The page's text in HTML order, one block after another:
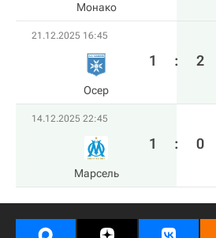
Монако
21.12.2025 16:45
Осер
1 : 2
14.12.2025 22:45
Марсель
1 : 0